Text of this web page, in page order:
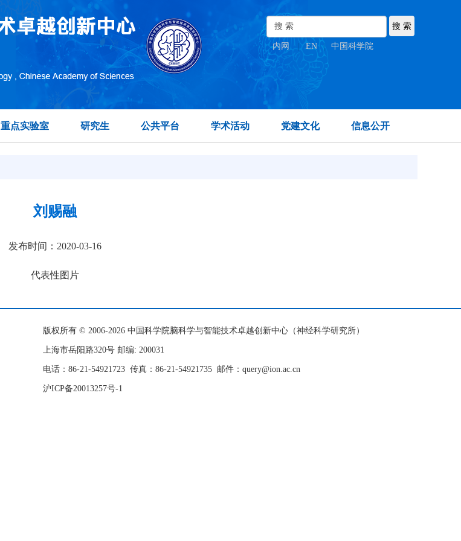
内网 EN | 中国科学院
重点实验室 研究生 公共平台 学术活动 党建文化 信息公开
刘赐融
发布时间：2020-03-16
代表性图片
版权所有 © 2006-2026 中国科学院脑科学与智能技术卓越创新中心（神经科学研究所）
上海市岳阳路320号 邮编: 200031
电话：86-21-54921723 传真：86-21-54921735 邮件：query@ion.ac.cn
沪ICP备20013257号-1